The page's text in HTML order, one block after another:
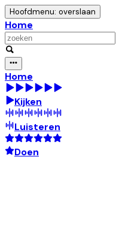
Hoofdmenu: overslaan
Home
Home
Kijken
Luisteren
Doen